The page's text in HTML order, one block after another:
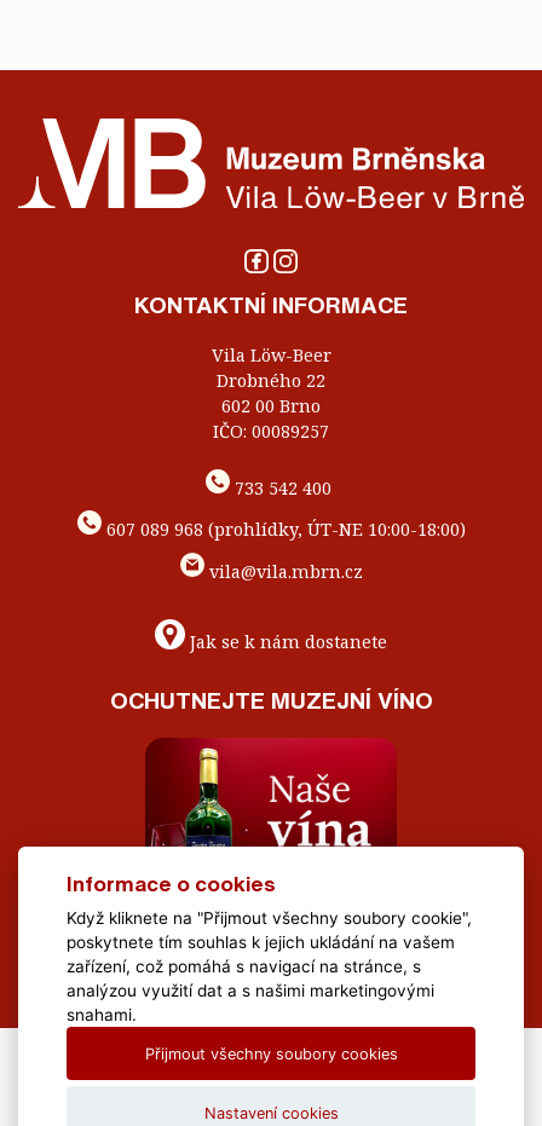
KONTAKTNÍ INFORMACE
Vila Löw-Beer
Drobného 22
602 00 Brno
IČO: 00089257
733 542 400
607 089 968 (prohlídky, ÚT-NE 10:00-18:00)
vila@vila.mbrn.cz
Jak se k nám dostanete
OCHUTNEJTE MUZEJNÍ VÍNO
All Rights Reserved Muzeum Brněnska © 2020, Webdesign by
Informace o cookies
Když kliknete na "Přijmout všechny soubory cookie",
poskytnete tím souhlas k jejich ukládání na vašem
zařízení, což pomáhá s navigací na stránce, s
analýzou využití dat a s našimi marketingovými
snahami.
Přijmout všechny soubory cookies
Nastavení cookies